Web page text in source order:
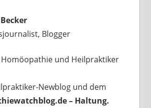
Blogger
und Heilpraktiker
Newblog und dem
– Haltung.